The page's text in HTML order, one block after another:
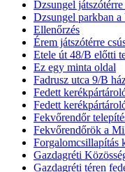
Dzsungel
Dzsungel parkban a
Ellenőrzés
Érem játszótérre
Etele út 48/B előtti
Ez egy minta oldal
Fadrusz utca 9/B
Fedett
Fedett
Fekvőrendőr
Fekvőrendőrök a
Forgalomcsillapítás
Gazdagréti
Gazdagréti téren